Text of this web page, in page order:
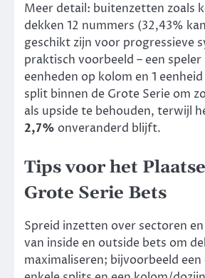
Meer detail: buitenzetten zoals
dekken 12 nummers (32,43%
geschikt zijn voor progressieve
praktisch voorbeeld – een
eenheden op kolom en 1
split binnen de Grote Serie om
als upside te behouden, terwijl
2,7% onveranderd blijft.
Tips voor het
Grote Serie Bets
Spreid inzetten over sectoren
van inside en outside bets om
maximaliseren; bijvoorbeeld